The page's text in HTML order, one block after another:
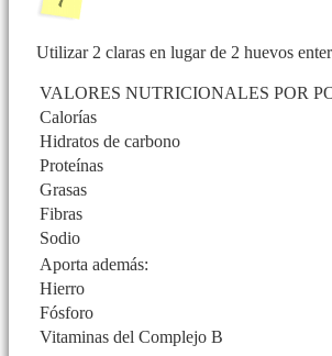
Utilizar 2 claras en lugar de 2 huevos
VALORES NUTRICIONALES POR
Calorías
Hidratos de carbono
Proteínas
Grasas
Fibras
Sodio
Aporta además:
Hierro
Fósforo
Vitaminas del Complejo B